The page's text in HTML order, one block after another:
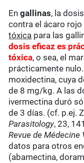
Engallinas, la
contra el ácaro
tóxica para las
dosis eficaz es
tóxica, o sea, el
prácticamente
moxidectina, cuya
de 8 mg/kg. A las
ivermectina duró
de 3 días. (cf. p.ej.
Parasitology, 23,
Revue de Médecine
datos para otros
(abamectina,